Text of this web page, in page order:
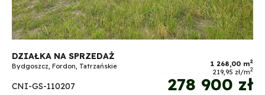
DZIAŁKA NA SPRZEDAŻ
Bydgoszcz, Fordon, Tatrzańskie 1 268,00 m2
219,95 zł/m2
CNI-GS-110207 278 900 zł